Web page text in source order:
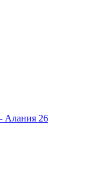
Алания 26